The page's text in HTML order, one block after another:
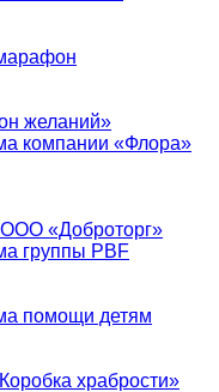
желаний»
компании «Флора»
ООО «Доброторг»
группы PBF
помощи детям
храбрости»